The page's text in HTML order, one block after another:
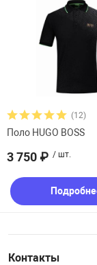
(12)
Поло HUGO BOSS
3 750 ₽ / шт.
Контакты